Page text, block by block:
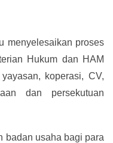
menyelesaikan proses
Hukum dan HAM
koperasi, CV,
dan persekutuan
badan usaha bagi para